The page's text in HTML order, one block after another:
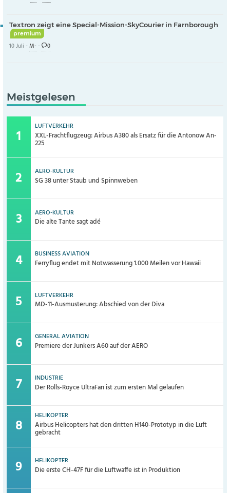
Textron zeigt eine Special-Mission-SkyCourier in Farnborough
premium
10 Juli -M-- 0
Meistgelesen
LUFTVERKEHR
XXL-Frachtflugzeug: Airbus A380 als Ersatz für die Antonow An-
225
AERO-KULTUR
SG 38 unter Staub und Spinnweben
AERO-KULTUR
Die alte Tante sagt adé
BUSINESS AVIATION
Ferryflug endet mit Notwasserung 1.000 Meilen vor Hawaii
LUFTVERKEHR
MD-11-Ausmusterung: Abschied von der Diva
GENERAL AVIATION
Premiere der Junkers A60 auf der AERO
INDUSTRIE
Der Rolls-Royce UltraFan ist zum ersten Mal gelaufen
HELIKOPTER
Airbus Helicopters hat den dritten H140-Prototyp in die Luft
gebracht
HELIKOPTER
Die erste CH-47F für die Luftwaffe ist in Produktion